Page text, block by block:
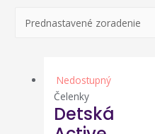
Nedostupný
Čelenky
Detská